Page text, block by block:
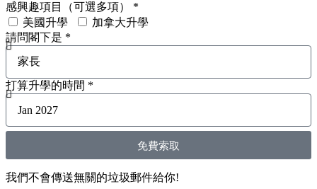
感興趣項目（可選多項） *
美國升學
加拿大升學
請問閣下是 *
打算升學的時間 *
免費索取
我們不會傳送無關的垃圾郵件給你!